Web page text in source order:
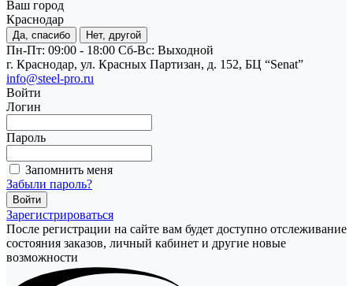
Ваш город
Краснодар
Да, спасибо Нет, другой
Пн-Пт: 09:00 - 18:00 Cб-Вс: Выходной
г. Краснодар, ул. Красных Партизан, д. 152, БЦ “Senat”
info@steel-pro.ru
Войти
Логин
Пароль
Запомнить меня
Забыли пароль?
Зарегистрироваться
После регистрации на сайте вам будет доступно отслеживание
состояния заказов, личный кабинет и другие новые
возможности